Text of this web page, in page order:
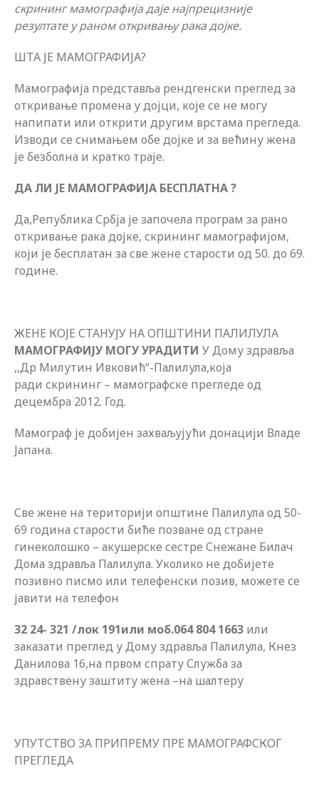
скрининг мамографија даје најпрецизније
резултате у раном откривању рака дојке.
ШТА ЈЕ МАМОГРАФИЈА?
Мамографија представља рендгенски преглед за
откривање промена у дојци, које се не могу
напипати или открити другим врстама прегледа.
Изводи се снимањем обе дојке и за већину жена
је безболна и кратко траје.
ДА ЛИ ЈЕ МАМОГРАФИЈА БЕСПЛАТНА ?
Да,Република Србја је започела програм за рано
откривање рака дојке, скрининг мамографијом,
који је бесплатан за све жене старости од 50. до 69.
године.
ЖЕНЕ КОЈЕ СТАНУЈУ НА ОПШТИНИ ПАЛИЛУЛА
МАМОГРАФИЈУ МОГУ УРАДИТИ У Дому здравља
,,Др Милутин Ивковић“-Палилула,која
ради скрининг – мамографске прегледе од
децембра 2012. Год.
Мамограф је добијен захваљујући донацији Владе
Јапана.
Све жене на територији општине Палилула од 50-
69 година старости биће позване од стране
гинеколошко – акушерске сестре Снежане Билач
Дома здравља Палилула. Уколико не добијете
позивно писмо или телефенски позив, можете се
јавити на телефон
32 24- 321 /лок 191или моб.064 804 1663 или
заказати преглед у Дому здравља Палилула, Кнез
Данилова 16,на првом спрату Служба за
здравствену заштиту жена –на шалтеру
УПУТСТВО ЗА ПРИПРЕМУ ПРЕ МАМОГРАФСКОГ
ПРЕГЛЕДА